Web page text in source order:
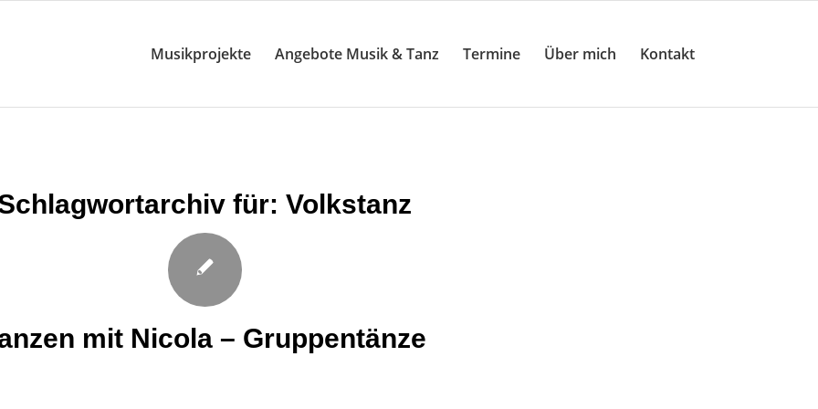
Musikprojekte Angebote Musik & Tanz Termine Über mich Kontakt
für: Volkstanz
mit Nicola – Gruppentänze